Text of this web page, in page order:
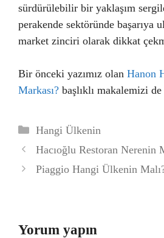
sürdürülebilir bir yaklaşım
perakende sektöründe başarıya
market zinciri olarak dikkat
Bir önceki yazımız olan Hanon
Markası? başlıklı makalemizi
Kategoriler
Hangi Ülkenin
Hacıoğlu Restoran Nerenin
Piaggio Hangi Ülkenin
Yorum yapın